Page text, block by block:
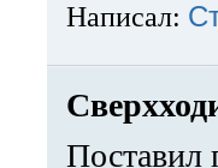
Написал:
Поставил